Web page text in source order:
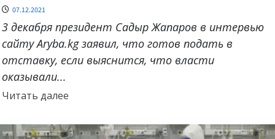
07.12.2021
3 декабря президент Садыр Жапаров в интервью
сайту Aryba.kg заявил, что готов подать в
отставку, если выяснится, что власти
оказывали...
Читать далееПрочитать
о